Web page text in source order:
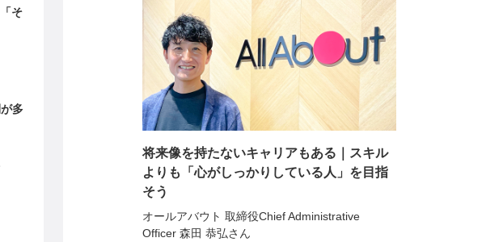
「そ
多
将来像を持たないキャリアもある｜スキル
よりも「心がしっかりしている人」を目指
そう
オールアバウト 取締役Chief Administrative
Officer 森田 恭弘さん